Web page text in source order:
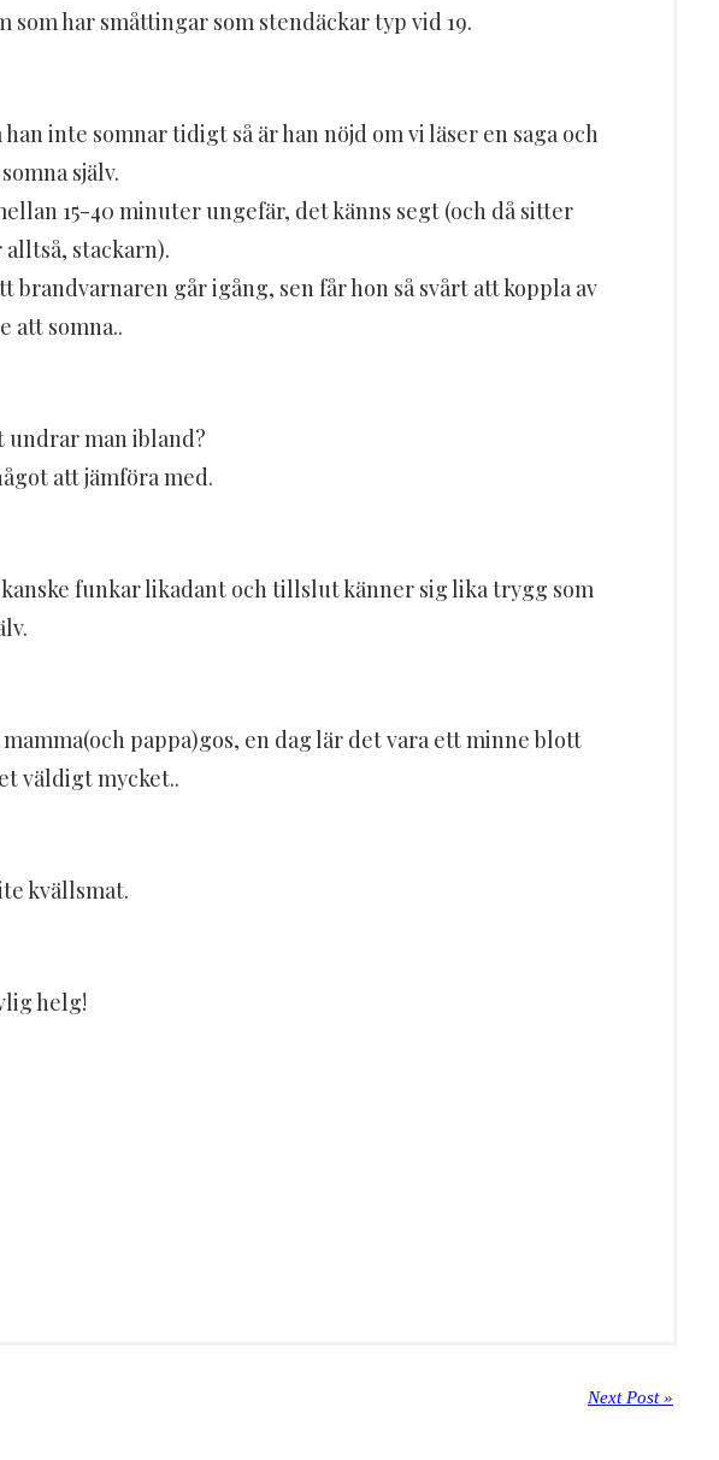
har småttingar som stendäckar typ vid 19.
inte somnar tidigt så är han nöjd om vi läser en saga och
själv.
15-40 minuter ungefär, det känns segt (och då sitter
alltså, stackarn).
går igång, sen får hon så svårt att koppla av
att somna..
man ibland?
att jämföra med.
funkar likadant och tillslut känner sig lika trygg som
pappa)gos, en dag lär det vara ett minne blott
väldigt mycket..
kvällsmat.
helg!
Next Post »